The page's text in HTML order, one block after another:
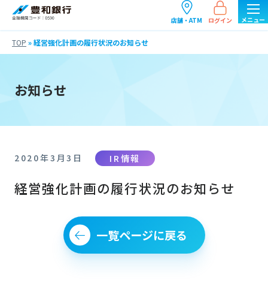
店舗・ATM ログイン
TOP »経営強化計画の履行状況のお知らせ
お知らせ
2020年3月3日 IR情報
経営強化計画の履行状況のお知らせ
一覧ページに戻る